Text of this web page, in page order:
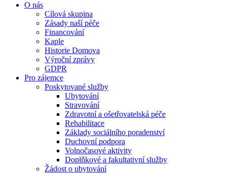
O nás
Cílová skupina
Zásady naší péče
Financování
Kaple
Historie Domova
Výroční zprávy
GDPR
Pro zájemce
Poskytované služby
Ubytování
Stravování
Zdravotní a ošetřovatelská péče
Rehabilitace
Základy sociálního poradenství
Duchovní podpora
Volnočasové aktivity
Doplňkové a fakultativní služby
Žádost o ubytování